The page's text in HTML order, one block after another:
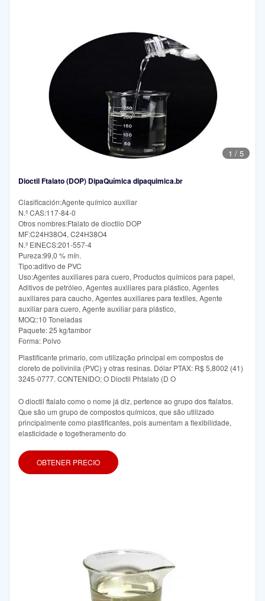
1 / 5
Dioctil Ftalato (DOP) DipaQuímica dipaquimica.br
Clasificación:Agente químico auxiliar
N.º CAS:117-84-0
Otros nombres:Ftalato de dioctilo DOP
MF:C24H38O4, C24H38O4
N.º EINECS:201-557-4
Pureza:99,0 % mín.
Tipo:aditivo de PVC
Uso:Agentes auxiliares para cuero, Productos químicos para papel,
Aditivos de petróleo, Agentes auxiliares para plástico, Agentes
auxiliares para caucho, Agentes auxiliares para textiles, Agente
auxiliar para cuero, Agente auxiliar para plástico,
MOQ::10 Toneladas
Paquete: 25 kg/tambor
Forma: Polvo
Plastificante primario, com utilização principal em compostos de
cloreto de polivinila (PVC) y otras resinas. Dólar PTAX: R$ 5,8002 (41)
3245-0777. CONTENIDO; O Dioctil Phtalato (D O
O dioctil ftalato como o nome já diz, pertence ao grupo dos ftalatos.
Que são um grupo de compostos químicos, que são utilizado
principalmente como plastificantes, pois aumentam a flexibilidade,
elasticidade e togetheramento do
OBTENER PRECIO